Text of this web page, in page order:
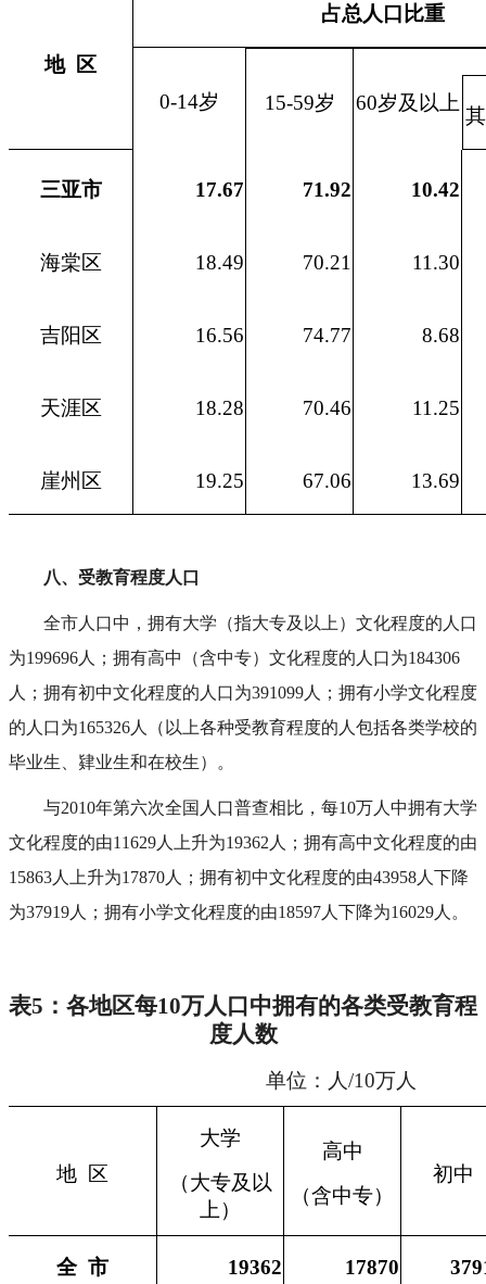
地 区
占总人口比重
0-14岁 15-59岁 60岁及以上
三亚市 17.67 71.92 10.42
海棠区 18.49 70.21 11.30
吉阳区 16.56 74.77 8.68
天涯区 18.28 70.46 11.25
崖州区 19.25 67.06 13.69
八、受教育程度人口
全市人口中，拥有大学（指大专及以上）文化程度的人口
为199696人；拥有高中（含中专）文化程度的人口为184306
人；拥有初中文化程度的人口为391099人；拥有小学文化程度
的人口为165326人（以上各种受教育程度的人包括各类学校的
毕业生、肄业生和在校生）。
与2010年第六次全国人口普查相比，每10万人中拥有大学
文化程度的由11629人上升为19362人；拥有高中文化程度的由
15863人上升为17870人；拥有初中文化程度的由43958人下降
为37919人；拥有小学文化程度的由18597人下降为16029人。
表5：各地区每10万人口中拥有的各类受教育程
度人数
单位：人/10万人
地 区
大学
（大专及以
上）
高中
（含中专）
初中
全 市 19362 17870